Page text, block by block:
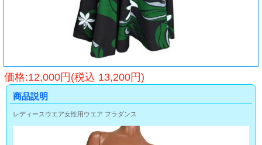
価格:12,000円(税込 13,200円)
商品説明
レディースウエア女性用ウエア フラダンス